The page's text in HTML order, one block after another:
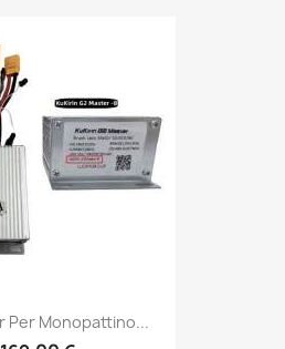
Per Monopattino...